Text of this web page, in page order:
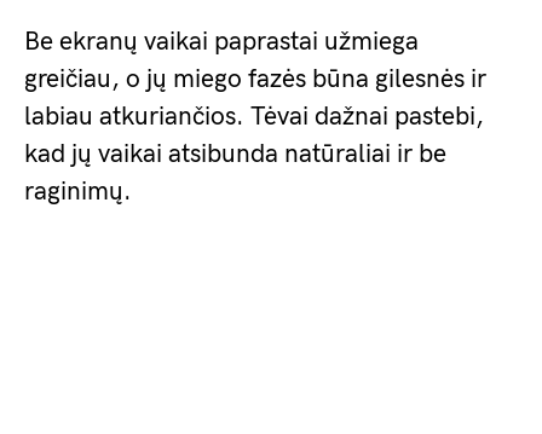
Be ekranų vaikai paprastai užmiega
greičiau, o jų miego fazės būna gilesnės ir
labiau atkuriančios. Tėvai dažnai pastebi,
kad jų vaikai atsibunda natūraliai ir be
raginimų.